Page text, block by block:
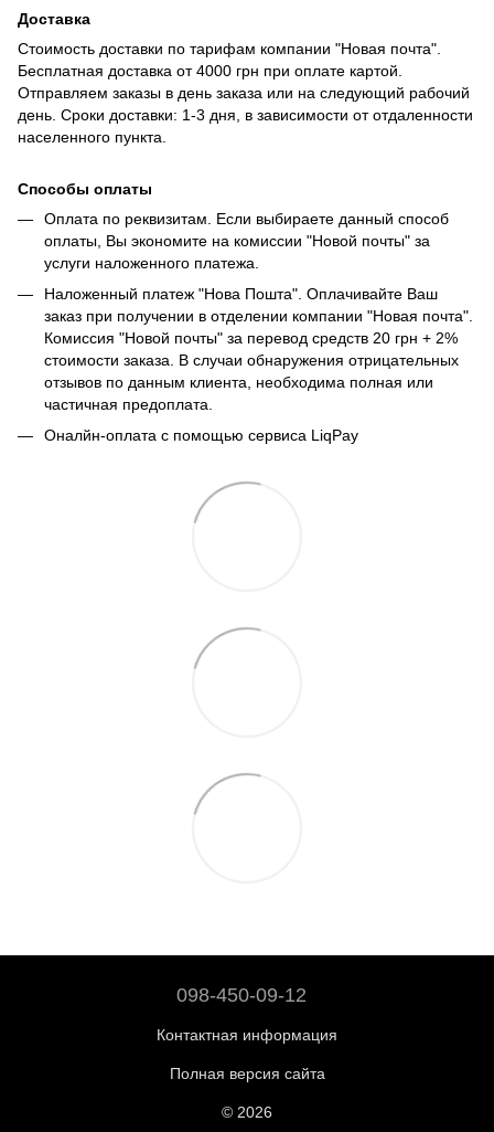
Доставка
Стоимость доставки по тарифам компании "Новая почта".
Бесплатная доставка от 4000 грн при оплате картой.
Отправляем заказы в день заказа или на следующий рабочий
день. Сроки доставки: 1-3 дня, в зависимости от отдаленности
населенного пункта.
Способы оплаты
Оплата по реквизитам. Если выбираете данный способ
оплаты, Вы экономите на комиссии "Новой почты" за
услуги наложенного платежа.
Наложенный платеж "Нова Пошта". Оплачивайте Ваш
заказ при получении в отделении компании "Новая почта".
Комиссия "Новой почты" за перевод средств 20 грн + 2%
стоимости заказа. В случаи обнаружения отрицательных
отзывов по данным клиента, необходима полная или
частичная предоплата.
Оналйн-оплата с помощью сервиса LiqPay
098-450-09-12
Контактная информация
Полная версия сайта
© 2026